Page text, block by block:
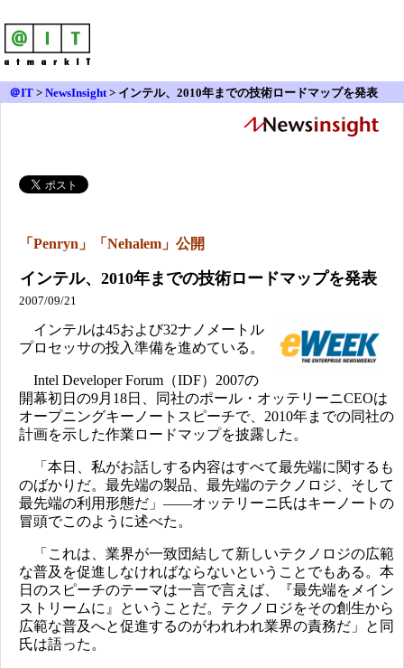
＠IT > NewsInsight> インテル、2010年までの技術ロードマップを発表
「Penryn」「Nehalem」公開
インテル、2010年までの技術ロードマップを発表
2007/09/21
インテルは45および32ナノメートル
プロセッサの投入準備を進めている。
Intel Developer Forum（IDF）2007の
開幕初日の9月18日、同社のポール・オッテリーニCEOは
オープニングキーノートスピーチで、2010年までの同社の
計画を示した作業ロードマップを披露した。
「本日、私がお話しする内容はすべて最先端に関するも
のばかりだ。最先端の製品、最先端のテクノロジ、そして
最先端の利用形態だ」――オッテリーニ氏はキーノートの
冒頭でこのように述べた。
「これは、業界が一致団結して新しいテクノロジの広範
な普及を促進しなければならないということでもある。本
日のスピーチのテーマは一言で言えば、『最先端をメイン
ストリームに』ということだ。テクノロジをその創生から
広範な普及へと促進するのがわれわれ業界の責務だ」と同
氏は語った。